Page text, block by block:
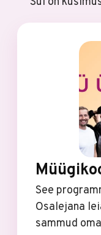
See
Osalejana
sammud